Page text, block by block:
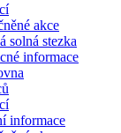
akce
solná stezka
informace
informace